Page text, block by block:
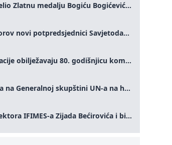
IFIMES dodijelio Zlatnu medalju Bogiću Bogićeviću za izuzetan doprinos demokratskim vrijednostima i miru
Abazović i Norov novi potpredsjednici Savjetodavnog odbora IFIMES-a
Ujedinjene nacije obilježavaju 80. godišnjicu komemoracijom na visokom nivou: Eileen Dong predstavlja IFIMES u oblasti ženskog liderstva, unapređenja mira, pravde, rodne ravnopravnosti i održivog razvoja
IFIMES poziva na Generalnoj skupštini UN-a na hitna ulaganja u mentalno zdravlje i sisteme njege proširene umjetnom inteligencijom
Sastanak direktora IFIMES-a Zijada Bećirovića i bivšeg premijera Crne Gore Dritana Abazovića